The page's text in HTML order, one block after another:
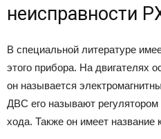
неисправности
В специальной литературе
этого прибора. На двигателях
он называется
ДВС его называют регулятором
хода. Также он имеет название